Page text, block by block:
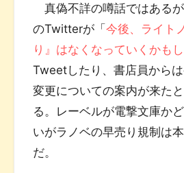
真偽不詳の噂話ではある
のTwitterが「今後、ライト
り』はなくなっていくかも
Tweetしたり、書店員から
変更についての案内が来た
る。レーベルが電撃文庫か
いがラノベの早売り規制は
だ。